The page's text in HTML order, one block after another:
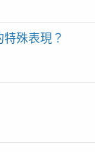
殊表現？